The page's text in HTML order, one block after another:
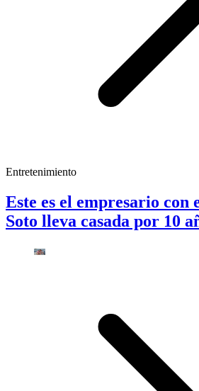
Entretenimiento
Este es el empresario con
Soto lleva casada por 10